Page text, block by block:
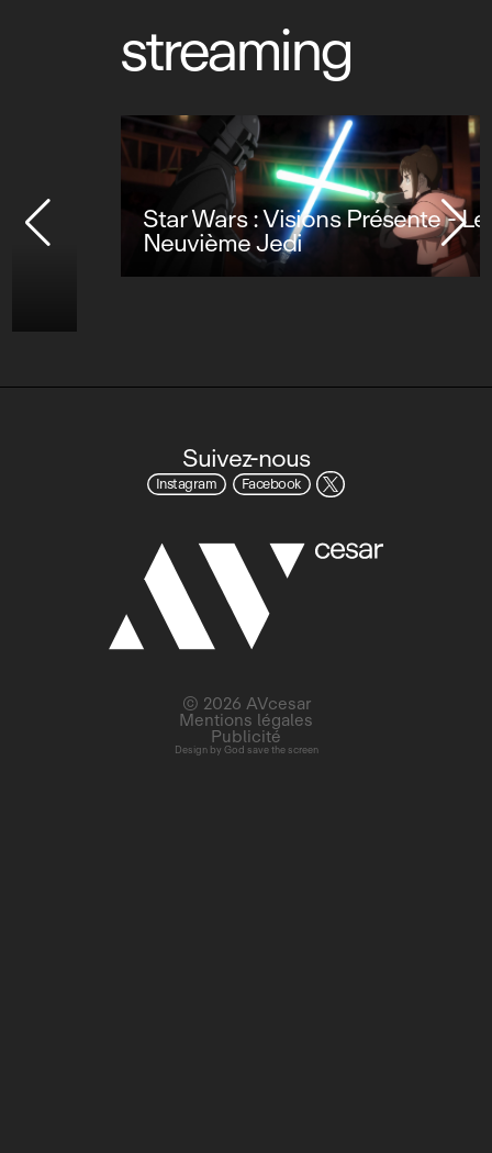
streaming
Star Wars : Visions Présente - Le
Neuvième Jedi
Suivez-nous
Instagram Facebook
Design by God save the screen
© 2026 AVcesar
Mentions légales
Publicité